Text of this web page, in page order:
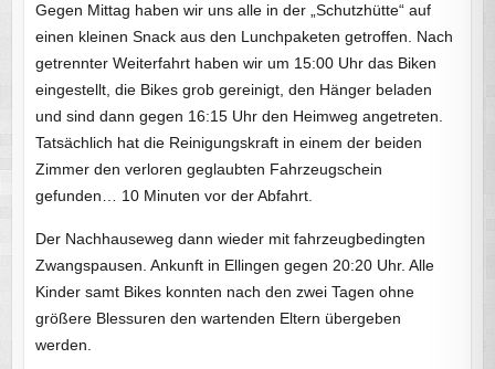
Gegen Mittag haben wir uns alle in der „Schutzhütte“ auf
einen kleinen Snack aus den Lunchpaketen getroffen. Nach
getrennter Weiterfahrt haben wir um 15:00 Uhr das Biken
eingestellt, die Bikes grob gereinigt, den Hänger beladen
und sind dann gegen 16:15 Uhr den Heimweg angetreten.
Tatsächlich hat die Reinigungskraft in einem der beiden
Zimmer den verloren geglaubten Fahrzeugschein
gefunden… 10 Minuten vor der Abfahrt.
Der Nachhauseweg dann wieder mit fahrzeugbedingten
Zwangspausen. Ankunft in Ellingen gegen 20:20 Uhr. Alle
Kinder samt Bikes konnten nach den zwei Tagen ohne
größere Blessuren den wartenden Eltern übergeben
werden.